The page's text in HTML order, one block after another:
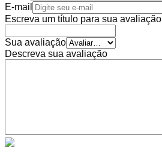
E-mail
Escreva um título para sua avaliação
Sua avaliação
Descreva sua avaliação